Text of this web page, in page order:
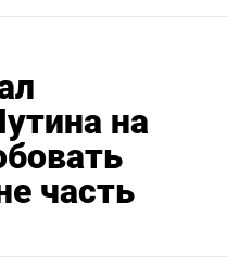
на
часть